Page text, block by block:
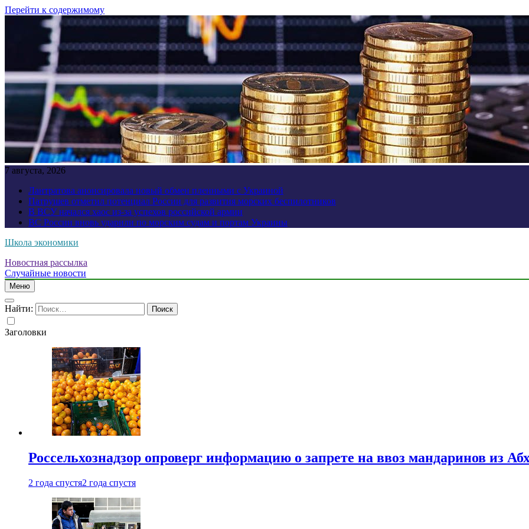
Перейти к содержимому
7 августа, 2026
Лантратова анонсировала новый обмен пленными с Украиной
Патрушев отметил потенциал России для развития морских беспилотников
В ВСУ начался хаос из-за успехов российской армии
ВС России вновь ударили по морским судам и портам Украины
Школа экономики
Новостная рассылка
Случайные новости
Меню
Найти:
Заголовки
Россельхознадзор опроверг информацию о запрете на ввоз мандаринов из
2 года спустя2 года спустя